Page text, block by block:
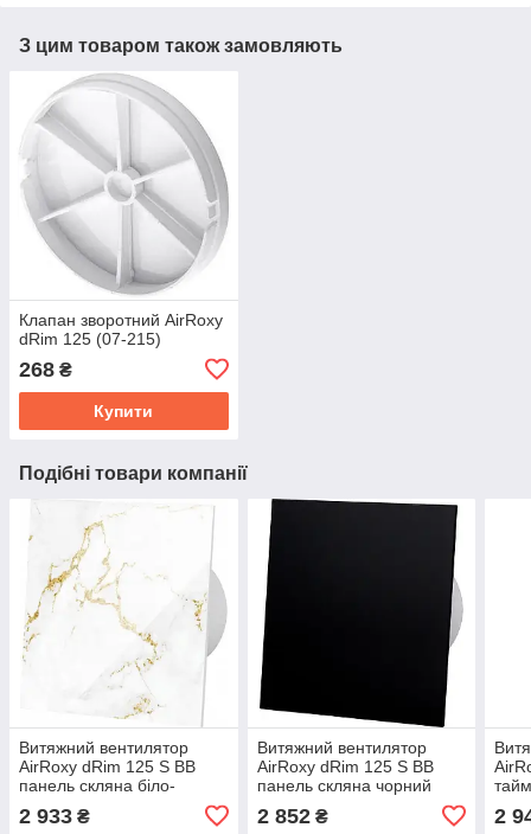
З цим товаром також замовляють
Клапан зворотний AirRoxy
dRim 125 (07-215)
268 ₴
Купити
Подібні товари компанії
Витяжний вентилятор
AirRoxy dRim 125 S BB
панель скляна біло-
золотий мармур 140м³/год
14Вт
2 933 ₴
Витяжний вентилятор
AirRoxy dRim 125 S BB
панель скляна чорний
2 852₴
14Вт
2